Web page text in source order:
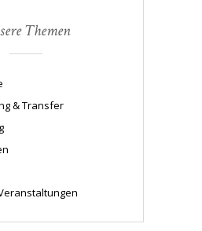
Themen
& Transfer